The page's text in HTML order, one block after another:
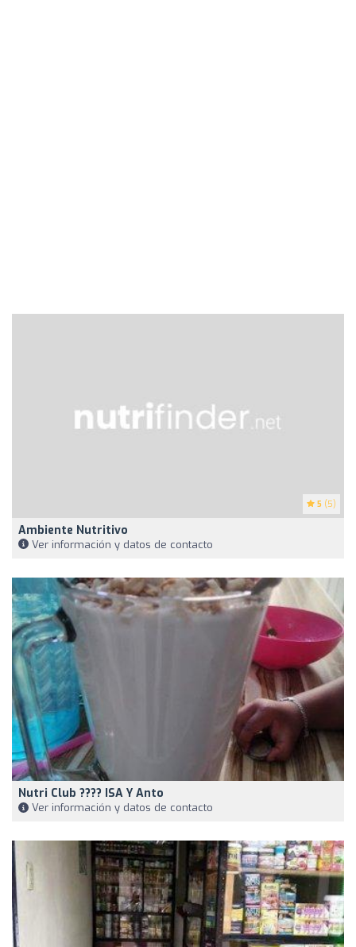
5 (5)
Ambiente Nutritivo
Ver información y datos de contacto
Nutri Club ???? ISA Y Anto
Ver información y datos de contacto